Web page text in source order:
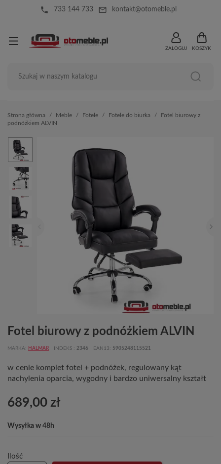
local_phone 733 144 733 mail_outline kontakt@otomeble.pl
ZALOGUJ KOSZYK
Strona główna Meble Fotele Fotele do biurka
Fotel biurowy z
podnóżkiem ALVIN
Fotel biurowy z podnóżkiem ALVIN
MARKA HALMAR INDEKS 2346 EAN13 5905248115521
w cenie komplet fotel + podnóżek, regulowany kąt
nachylenia oparcia, wygodny i bardzo uniwersalny kształt
689,00 zł
Wysyłka w 48h
Ilość